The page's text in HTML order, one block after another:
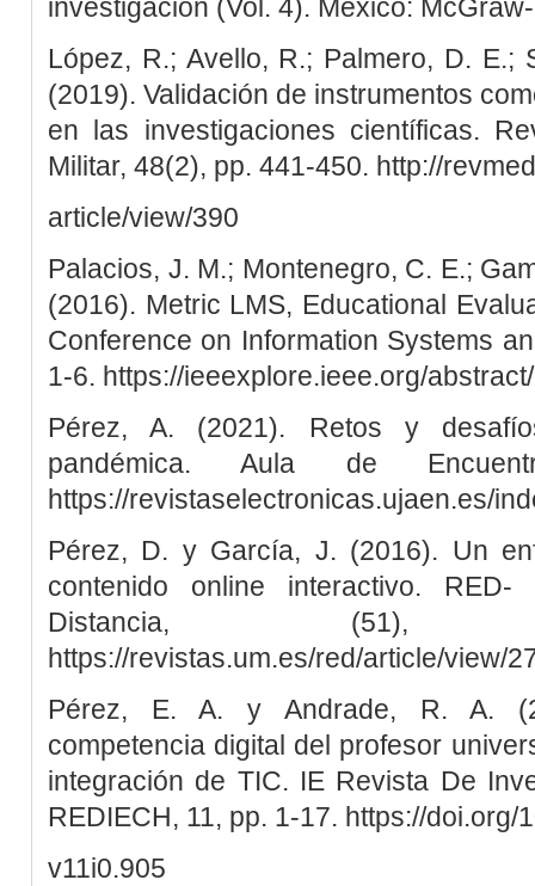
investigación (Vol. 4). México:
López, R.; Avello, R.; Palmero, D. E.;
(2019). Validación de instrumentos
en las investigaciones científicas.
Militar, 48(2), pp. 441-450. http://
article/view/390
Palacios, J. M.; Montenegro, C. E.;
(2016). Metric LMS, Educational
Conference on Information Systems
1-6. https://ieeexplore.ieee.org/
Pérez, A. (2021). Retos y
pandémica. Aula de
https://revistaselectronicas.ujaen.es/
Pérez, D. y García, J. (2016). Un
contenido online interactivo.
Distancia,
https://revistas.um.es/red/article/view/
Pérez, E. A. y Andrade, R. A.
competencia digital del profesor
integración de TIC. IE Revista De
REDIECH, 11, pp. 1-17. https://
v11i0.905